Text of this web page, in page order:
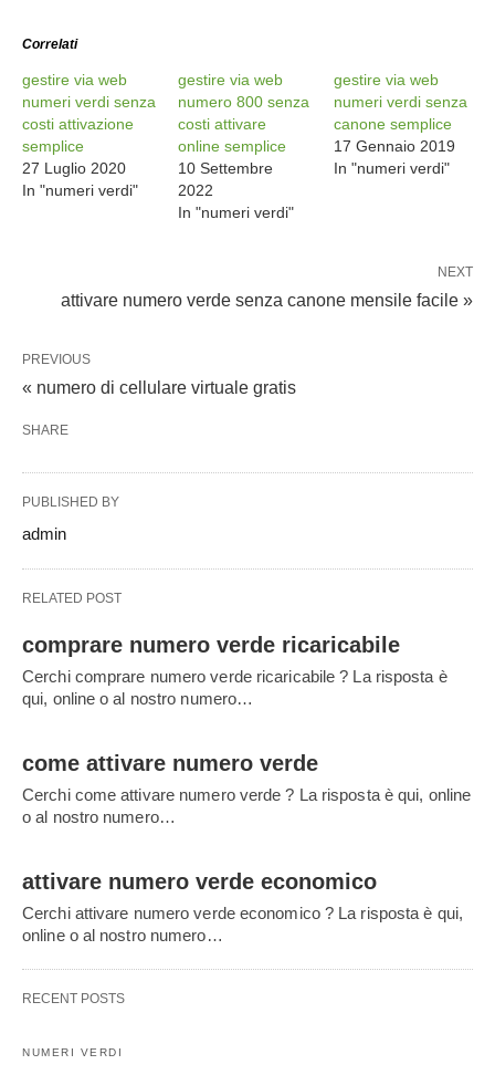
Correlati
gestire via web
numeri verdi senza
costi attivazione
semplice
27 Luglio 2020
In "numeri verdi"
gestire via web
numero 800 senza
costi attivare
online semplice
10 Settembre
2022
In "numeri verdi"
gestire via web
numeri verdi senza
canone semplice
17 Gennaio 2019
In "numeri verdi"
NEXT
attivare numero verde senza canone mensile facile »
PREVIOUS
« numero di cellulare virtuale gratis
SHARE
PUBLISHED BY
admin
RELATED POST
comprare numero verde ricaricabile
Cerchi comprare numero verde ricaricabile ? La risposta è
qui, online o al nostro numero…
come attivare numero verde
Cerchi come attivare numero verde ? La risposta è qui, online
o al nostro numero…
attivare numero verde economico
Cerchi attivare numero verde economico ? La risposta è qui,
online o al nostro numero…
RECENT POSTS
NUMERI VERDI